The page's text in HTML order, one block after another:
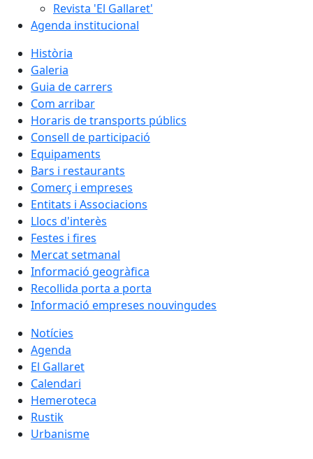
Revista 'El Gallaret'
Agenda institucional
Història
Galeria
Guia de carrers
Com arribar
Horaris de transports públics
Consell de participació
Equipaments
Bars i restaurants
Comerç i empreses
Entitats i Associacions
Llocs d'interès
Festes i fires
Mercat setmanal
Informació geogràfica
Recollida porta a porta
Informació empreses nouvingudes
Notícies
Agenda
El Gallaret
Calendari
Hemeroteca
Rustik
Urbanisme